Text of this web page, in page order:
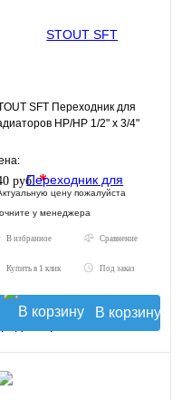
SFT Переходник для
НР/НР 1/2" х 3/4"
руб.*
цену пожалуйста
у менеджера
В избранное Сравнение
Купить в 1 клик Под заказ
В корзину